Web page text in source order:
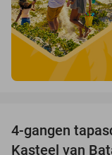
4-gangen
Kasteel van